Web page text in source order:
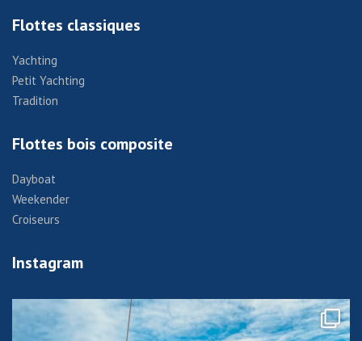
Flottes classiques
Yachting
Petit Yachting
Tradition
Flottes bois composite
Dayboat
Weekender
Croiseurs
Instagram